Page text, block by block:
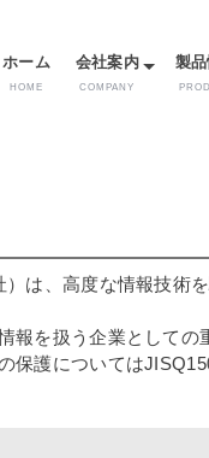
ホーム
HOME
会社案内
COMPANY
製
は、高度な情報技術
報を扱う企業としての
保護については